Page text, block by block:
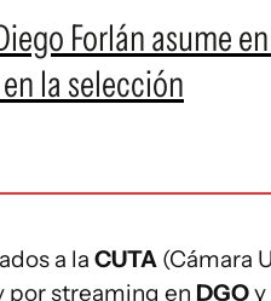
Forlán asume
la selección
a la CUTA (Cámara
por streaming en DGOy